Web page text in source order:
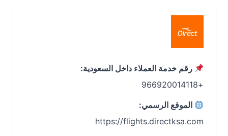
رقم خدمة العملاء داخل السعودية:
الموقع الرسمي:
https://flights.directksa.com